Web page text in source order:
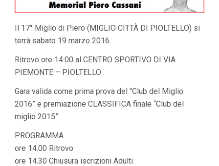
Il 17° Miglio di Piero (MIGLIO CITTÀ DI PIOLTELLO) si
terrà sabato 19 marzo 2016.
Ritrovo ore 14:00 al CENTRO SPORTIVO DI VIA
PIEMONTE – PIOLTELLO
Gara valida come prima prova del “Club del Miglio
2016” e premiazione CLASSIFICA finale “Club del
miglio 2015”
PROGRAMMA
ore 14.00 Ritrovo
ore 14.30 Chiusura iscrizioni Adulti